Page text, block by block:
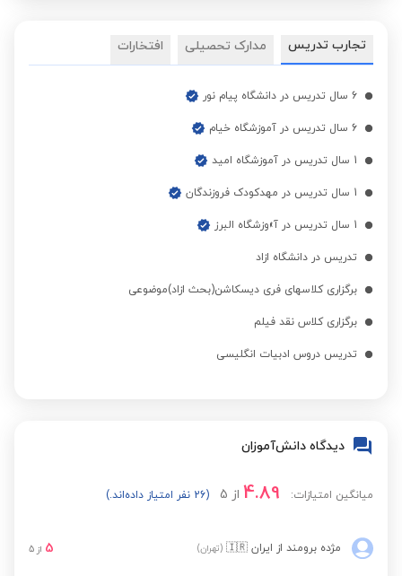
تجارب تدریس مدارک تحصیلی افتخارات
6 سال تدریس در دانشگاه پیام نور
6 سال تدریس در آموزشگاه خیام
1 سال تدریس در آموزشگاه امید
1 سال تدریس در مهدکودک فروزندگان
1 سال تدریس در آ»وزشگاه البرز
تدریس در دانشگاه ازاد
برگزاری کلاسهای فری دیسکاشن(بحث ازاد)موضوعی
برگزاری کلاس نقد فیلم
تدریس دروس ادبیات انگلیسی
دیدگاه دانش‌آموزان
میانگین امتیازات: 4.89 از 5 (26 نفر امتیاز داده‌اند.)
مژده برومند از ایران 🇮🇷 (تهران) 5 از 5